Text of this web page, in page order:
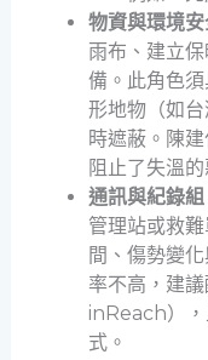
物資與環境安
雨布、建立
備。此角色
形地物（如
時遮蔽。陳
阻止了失溫的
通訊與紀錄組
管理站或救
間、傷勢變
率不高，建
inReach），
式。